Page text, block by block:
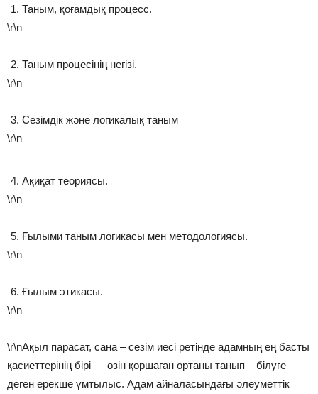
Таным, қоғамдық процесс.
\r\n
Таным процесінің негізі.
\r\n
Сезімдік және логикалық таным
\r\n
Ақиқат теориясы.
\r\n
Ғылыми таным логикасы мен методологиясы.
\r\n
Ғылым этикасы.
\r\n
\r\nАқыл парасат, сана – сезім иесі ретінде адамның ең басты
қасиеттерінің бірі — өзін қоршаған ортаны танып – білуге
деген ерекше ұмтылыс. Адам айналасындағы әлеуметтік